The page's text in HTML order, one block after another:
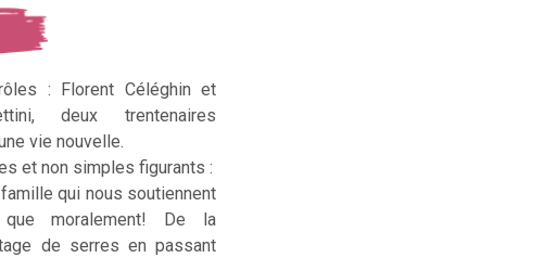
: Florent Céléghin et
deux trentenaires
vie nouvelle.
et non simples figurants :
qui nous soutiennent
que moralement! De la
de serres en passant